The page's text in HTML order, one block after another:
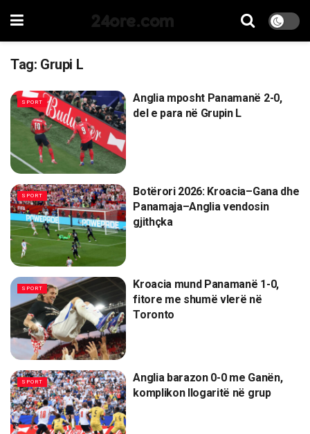
24ore.com
Tag: Grupi L
SPORT
Anglia mposht Panamanë 2-0,
del e para në Grupin L
SPORT
Botërori 2026: Kroacia–Gana dhe
Panamaja–Anglia vendosin
gjithçka
SPORT
Kroacia mund Panamanë 1-0,
fitore me shumë vlerë në
Toronto
SPORT
Anglia barazon 0-0 me Ganën,
komplikon llogaritë në grup